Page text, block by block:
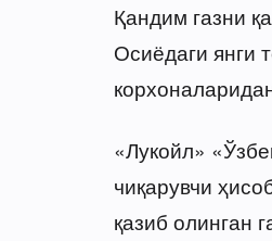
Қандим газни
Осиёдаги янги
«Лукойл»
чиқарувчи
қазиб олинган